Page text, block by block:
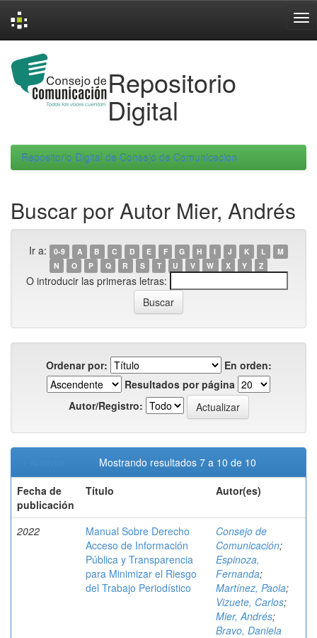
navigation
Repositorio
Digital
Repositorio Digital de Consejo de Comunicacion
Buscar por Autor Mier, Andrés
Ir a: 0-9 A B C D E F G H I J K L
M
N
O P Q R S T U V W X Y Z
O introducir las primeras letras:
Ordenar por:
En orden:
Resultados por página
Autor/Registro:
Mostrando resultados 7 a 10 de 10
Fecha de
publicación
Título Autor(es)
2022
Manual Sobre Derecho
Acceso de Información
Pública y Transparencia
para Minimizar el Riesgo
del Trabajo Periodístico
Consejo de
Comunicación;
Espinoza,
Fernanda;
Martínez, Paola;
Vizuete, Carlos;
Mier, Andrés;
Bravo, Daniela